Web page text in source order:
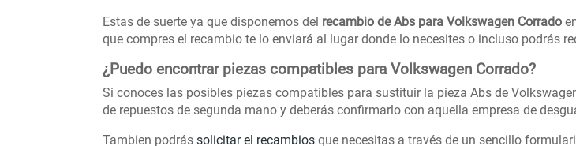
Estas de suerte ya que disponemos del recambio de Abs para Volkswagen Corrado
que compres el recambio te lo enviará al lugar donde lo necesites o incluso podrás
¿Puedo encontrar piezas compatibles para Volkswagen Corrado?
Si conoces las posibles piezas compatibles para sustituir la pieza Abs de
de repuestos de segunda mano y deberás confirmarlo con aquella empresa de
Tambien podrás solicitar el recambios que necesitas a través de un sencillo